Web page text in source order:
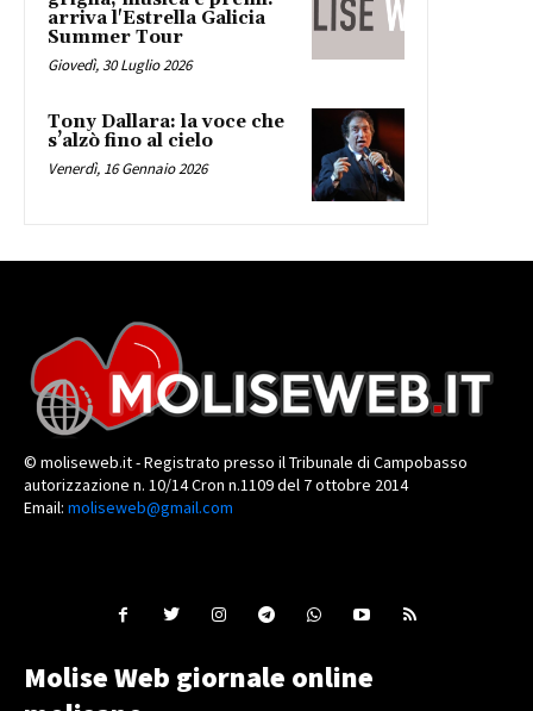
arriva l'Estrella Galicia
Summer Tour
Giovedì, 30 Luglio 2026
Tony Dallara: la voce che
s’alzò fino al cielo
Venerdì, 16 Gennaio 2026
© moliseweb.it - Registrato presso il Tribunale di Campobasso
autorizzazione n. 10/14 Cron n.1109 del 7 ottobre 2014
Email: moliseweb@gmail.com
Molise Web giornale online